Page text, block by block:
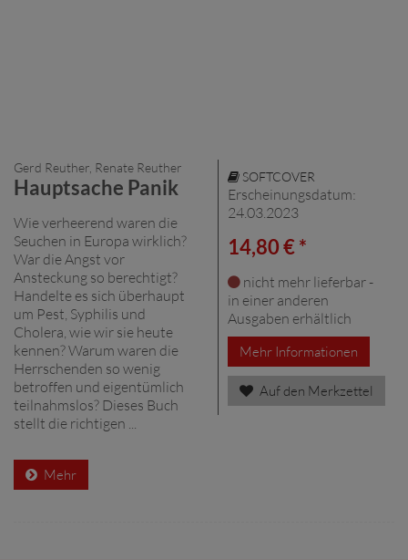
Gerd Reuther, Renate Reuther
Hauptsache Panik
Wie verheerend waren die
Seuchen in Europa wirklich?
War die Angst vor
Ansteckung so berechtigt?
Handelte es sich überhaupt
um Pest, Syphilis und
Cholera, wie wir sie heute
kennen? Warum waren die
Herrschenden so wenig
betroffen und eigentümlich
teilnahmslos? Dieses Buch
stellt die richtigen ...
Mehr
SOFTCOVER
Erscheinungsdatum:
24.03.2023
14,80 € *
nicht mehr lieferbar -
in einer anderen
Ausgaben erhältlich
Mehr Informationen
Auf den Merkzettel